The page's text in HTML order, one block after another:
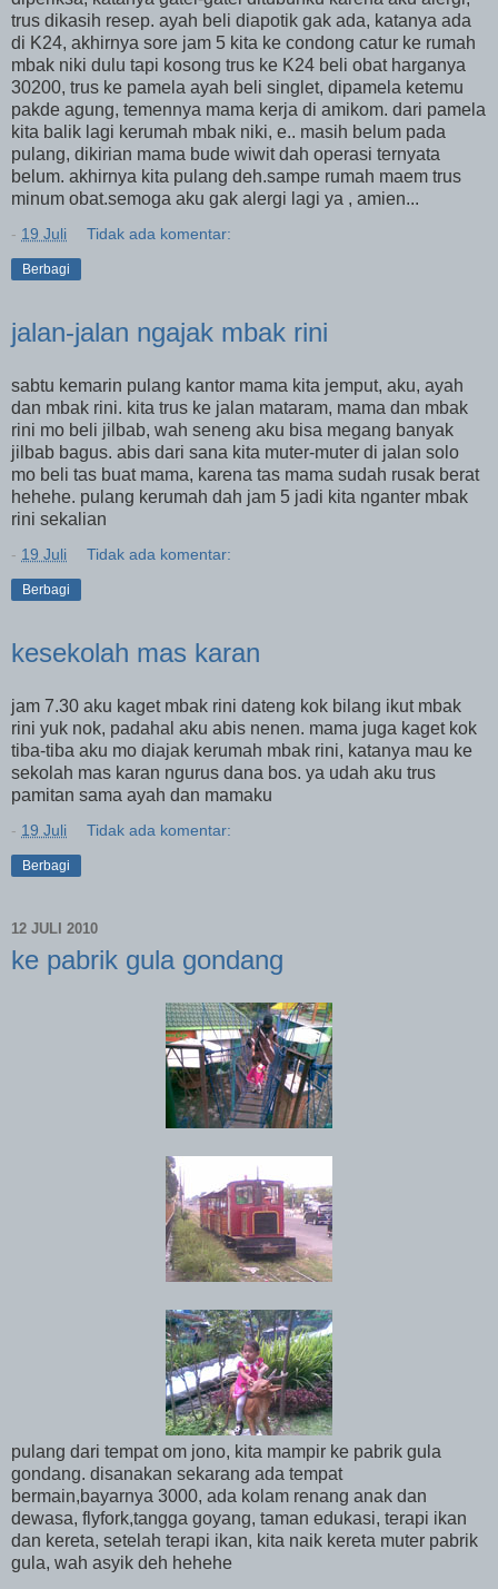
trus dikasih resep. ayah beli diapotik gak ada, katanya ada
di K24, akhirnya sore jam 5 kita ke condong catur ke rumah
mbak niki dulu tapi kosong trus ke K24 beli obat harganya
30200, trus ke pamela ayah beli singlet, dipamela ketemu
pakde agung, temennya mama kerja di amikom. dari pamela
kita balik lagi kerumah mbak niki, e.. masih belum pada
pulang, dikirian mama bude wiwit dah operasi ternyata
belum. akhirnya kita pulang deh.sampe rumah maem trus
minum obat.semoga aku gak alergi lagi ya , amien...
- 19 Juli Tidak ada komentar:
Berbagi
jalan-jalan ngajak mbak rini
sabtu kemarin pulang kantor mama kita jemput, aku, ayah
dan mbak rini. kita trus ke jalan mataram, mama dan mbak
rini mo beli jilbab, wah seneng aku bisa megang banyak
jilbab bagus. abis dari sana kita muter-muter di jalan solo
mo beli tas buat mama, karena tas mama sudah rusak berat
hehehe. pulang kerumah dah jam 5 jadi kita nganter mbak
rini sekalian
- 19 Juli Tidak ada komentar:
Berbagi
kesekolah mas karan
jam 7.30 aku kaget mbak rini dateng kok bilang ikut mbak
rini yuk nok, padahal aku abis nenen. mama juga kaget kok
tiba-tiba aku mo diajak kerumah mbak rini, katanya mau ke
sekolah mas karan ngurus dana bos. ya udah aku trus
pamitan sama ayah dan mamaku
- 19 Juli Tidak ada komentar:
Berbagi
12 JULI 2010
ke pabrik gula gondang
pulang dari tempat om jono, kita mampir ke pabrik gula
gondang. disanakan sekarang ada tempat
bermain,bayarnya 3000, ada kolam renang anak dan
dewasa, flyfork,tangga goyang, taman edukasi, terapi ikan
dan kereta, setelah terapi ikan, kita naik kereta muter pabrik
gula, wah asyik deh hehehe